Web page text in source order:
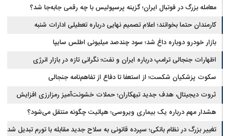
معامله بزرگ در فوتبال ایران؛ گزینه پرسپولیس با چه رقمی جابه‌جا شد؟
کارمندان حتما بخوانند؛ اعلام تصمیم نهایی درباره تعطیلی ادارات شنبه
بازار خودرو دوباره داغ شد؛ سود چندصد میلیونی اطلس سایپا
اظهارات جنجالی ترامپ درباره ایران و نفت؛ نگرانی تازه در بازار انرژی
سکوت پزشکیان شکست؛ از استعفا تا دفاع از تفاهم‌نامه جنجالی
ثروت دیجیتال، هدف جدید تبهکاران؛ حملات خشونت‌آمیز رمزارزی افزایش
یافت
هشدار مهم درباره یک بیماری ویروسی؛ هپاتیت چگونه منتقل می‌شود؟
تغییر بزرگ در نظام بانکی؛ سپرده قانونی به سلاح جدید مقابله با تورم تبدیل شد